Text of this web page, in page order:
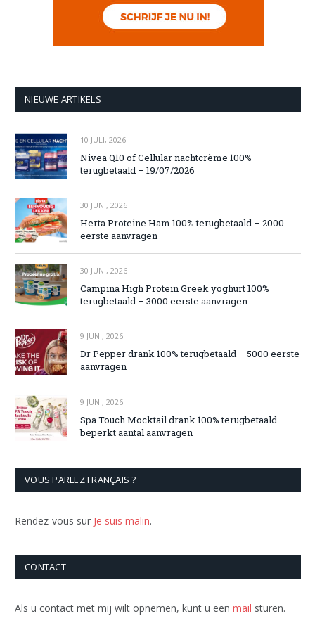
NIEUWE ARTIKELS
10 JULI, 2026
Nivea Q10 of Cellular nachtcrème 100%
terugbetaald – 19/07/2026
30 JUNI, 2026
Herta Proteine Ham 100% terugbetaald – 2000
eerste aanvragen
30 JUNI, 2026
Campina High Protein Greek yoghurt 100%
terugbetaald – 3000 eerste aanvragen
9 JUNI, 2026
Dr Pepper drank 100% terugbetaald – 5000 eerste
aanvragen
9 JUNI, 2026
Spa Touch Mocktail drank 100% terugbetaald –
beperkt aantal aanvragen
VOUS PARLEZ FRANÇAIS ?
Rendez-vous sur Je suis malin.
CONTACT
Als u contact met mij wilt opnemen, kunt u een mail sturen.